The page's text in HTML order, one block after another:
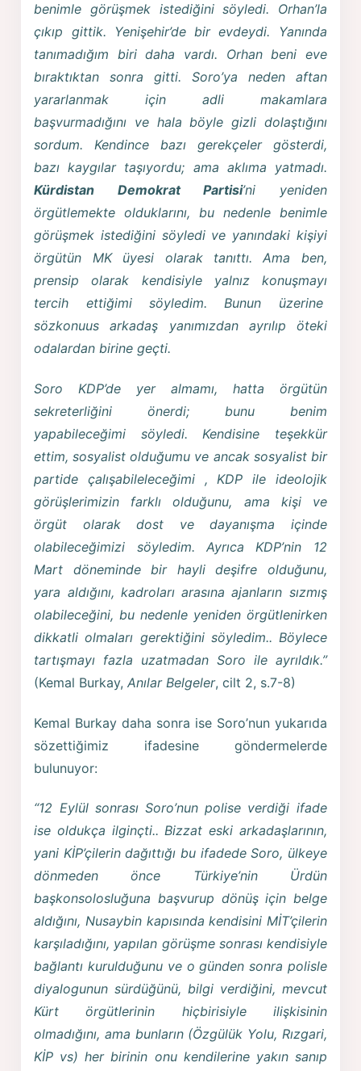
benimle görüşmek istediğini söyledi. Orhan’la
çıkıp gittik. Yenişehir’de bir evdeydi. Yanında
tanımadığım biri daha vardı. Orhan beni eve
bıraktıktan sonra gitti. Soro’ya neden aftan
yararlanmak için adli makamlara
başvurmadığını ve hala böyle gizli dolaştığını
sordum. Kendince bazı gerekçeler gösterdi,
bazı kaygılar taşıyordu; ama aklıma yatmadı.
Kürdistan Demokrat Partisi’ni yeniden
örgütlemekte olduklarını, bu nedenle benimle
görüşmek istediğini söyledi ve yanındaki kişiyi
örgütün MK üyesi olarak tanıttı. Ama ben,
prensip olarak kendisiyle yalnız konuşmayı
tercih ettiğimi söyledim. Bunun üzerine
sözkonuus arkadaş yanımızdan ayrılıp öteki
odalardan birine geçti.
Soro KDP’de yer almamı, hatta örgütün
sekreterliğini önerdi; bunu benim
yapabileceğimi söyledi. Kendisine teşekkür
ettim, sosyalist olduğumu ve ancak sosyalist bir
partide çalışabileleceğimi , KDP ile ideolojik
görüşlerimizin farklı olduğunu, ama kişi ve
örgüt olarak dost ve dayanışma içinde
olabileceğimizi söyledim. Ayrıca KDP’nin 12
Mart döneminde bir hayli deşifre olduğunu,
yara aldığını, kadroları arasına ajanların sızmış
olabileceğini, bu nedenle yeniden örgütlenirken
dikkatli olmaları gerektiğini söyledim.. Böylece
tartışmayı fazla uzatmadan Soro ile ayrıldık.”
(Kemal Burkay,Anılar Belgeler, cilt 2, s.7-8)
Kemal Burkay daha sonra ise Soro’nun yukarıda
sözettiğimiz ifadesine göndermelerde
bulunuyor:
“12 Eylül sonrası Soro’nun polise verdiği ifade
ise oldukça ilginçti.. Bizzat eski arkadaşlarının,
yani KİP’çilerin dağıttığı bu ifadede Soro, ülkeye
dönmeden önce Türkiye’nin Ürdün
başkonsolosluğuna başvurup dönüş için belge
aldığını, Nusaybin kapısında kendisini MİT’çilerin
karşıladığını, yapılan görüşme sonrası kendisiyle
bağlantı kurulduğunu ve o günden sonra polisle
diyalogunun sürdüğünü, bilgi verdiğini, mevcut
Kürt örgütlerinin hiçbirisiyle ilişkisinin
olmadığını, ama bunların (Özgülük Yolu, Rızgari,
KİP vs) her birinin onu kendilerine yakın sanıp